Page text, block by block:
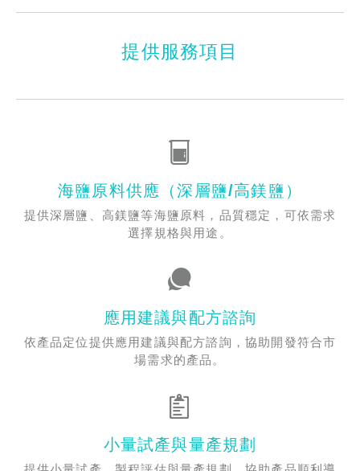
提供服務項目
海鹽原料供應（深層鹽/高鎂鹽）
提供深層鹽、高鎂鹽等海鹽原料，品質穩定，可依需求
選擇規格與用途。
應用建議與配方諮詢
依產品定位提供應用建議與配方諮詢，協助開發符合市
場需求的產品。
小量試產與量產規劃